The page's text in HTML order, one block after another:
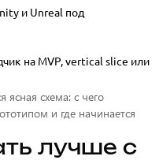
и Unreal под
на MVP, vertical slice или
ясная схема: с чего
и где начинается
лучше с